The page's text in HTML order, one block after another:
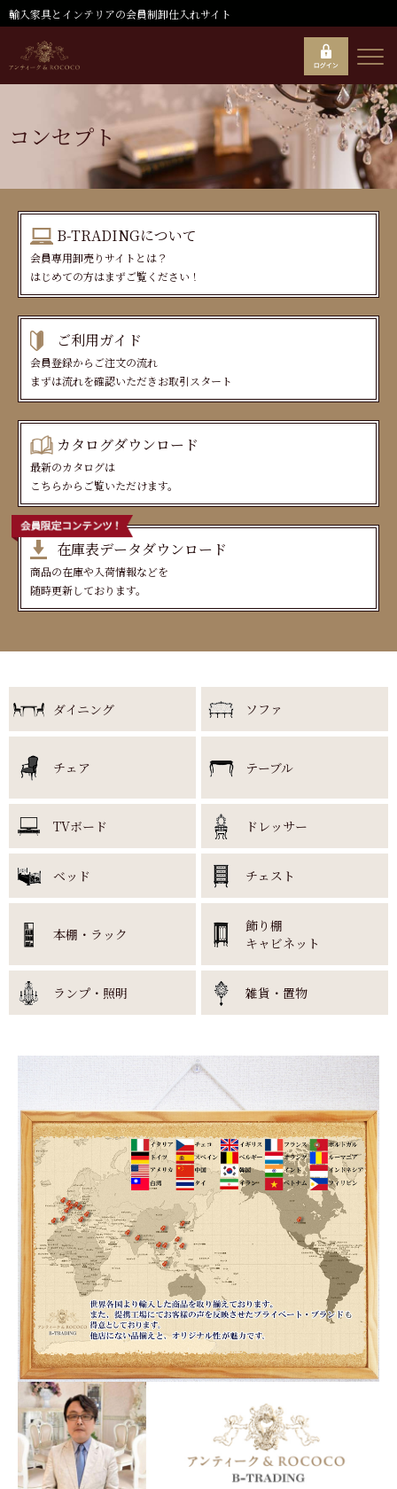
輸入家具とインテリアの会員制卸仕入れサイト
コンセプト
B-TRADINGについて
会員専用卸売りサイトとは？
はじめての方はまずご覧ください！
ご利用ガイド
会員登録からご注文の流れ
まずは流れを確認いただきお取引スタート
カタログダウンロード
最新のカタログは
こちらからご覧いただけます。
在庫表データダウンロード
商品の在庫や入荷情報などを
随時更新しております。
ダイニング ソファ
チェア テーブル
TVボード ドレッサー
ベッド チェスト
本棚・ラック
飾り棚
キャビネット
ランプ・照明 雑貨・置物